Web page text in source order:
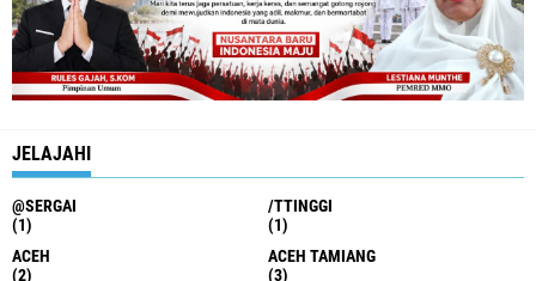
JELAJAHI
@SERGAI
(1)
/TTINGGI
(1)
ACEH
(2)
ACEH TAMIANG
(3)